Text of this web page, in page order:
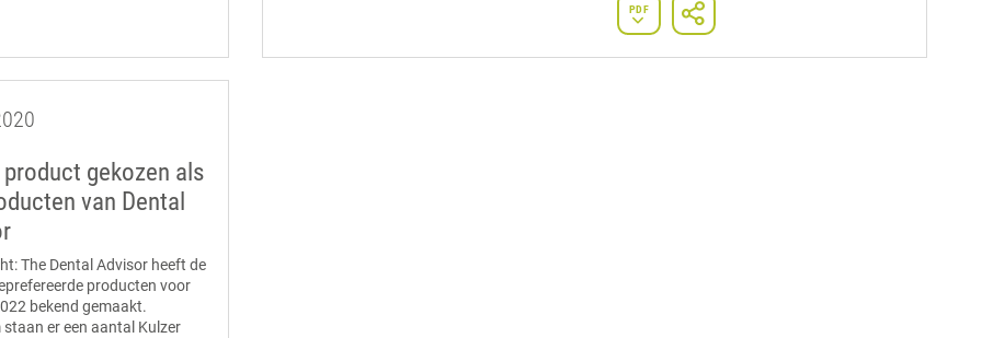
PDF
product gekozen als
van Dental
The Dental Advisor heeft de
producten voor
bekend gemaakt.
staan er een aantal Kulzer